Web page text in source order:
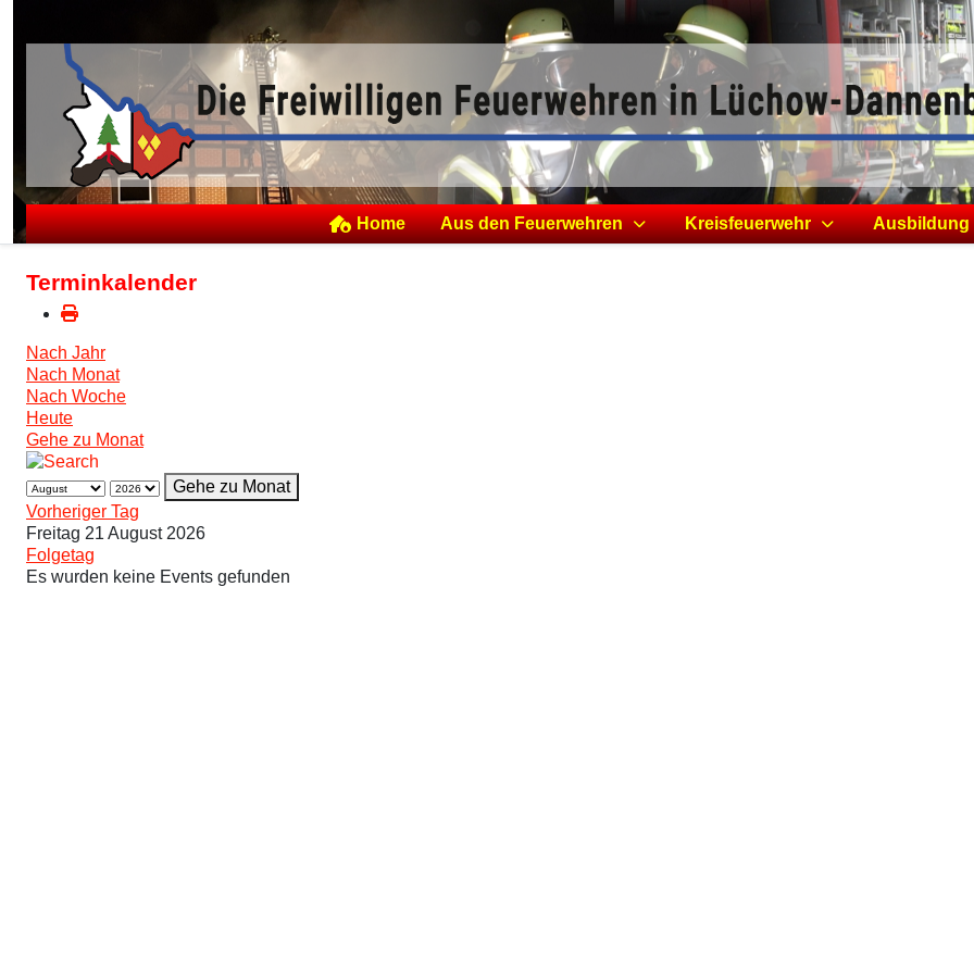
Home Aus den Feuerwehren Kreisfeuerwehr Ausbildung
Terminkalender
Nach Jahr
Nach Monat
Nach Woche
Heute
Gehe zu Monat
Gehe zu Monat
Vorheriger Tag
Freitag 21 August 2026
Folgetag
Es wurden keine Events gefunden